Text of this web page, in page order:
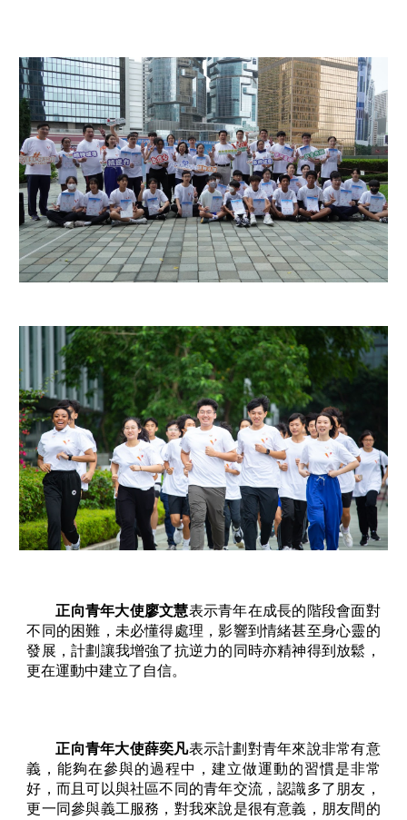
正向青年大使廖文慧表示青年在成長的階段會面對
不同的困難，未必懂得處理，影響到情緒甚至身心靈的
發展，計劃讓我增強了抗逆力的同時亦精神得到放鬆，
更在運動中建立了自信。
正向青年大使薛奕凡表示計劃對青年來說非常有意
義，能夠在參與的過程中，建立做運動的習慣是非常
好，而且可以與社區不同的青年交流，認識多了朋友，
更一同參與義工服務，對我來說是很有意義，朋友間的